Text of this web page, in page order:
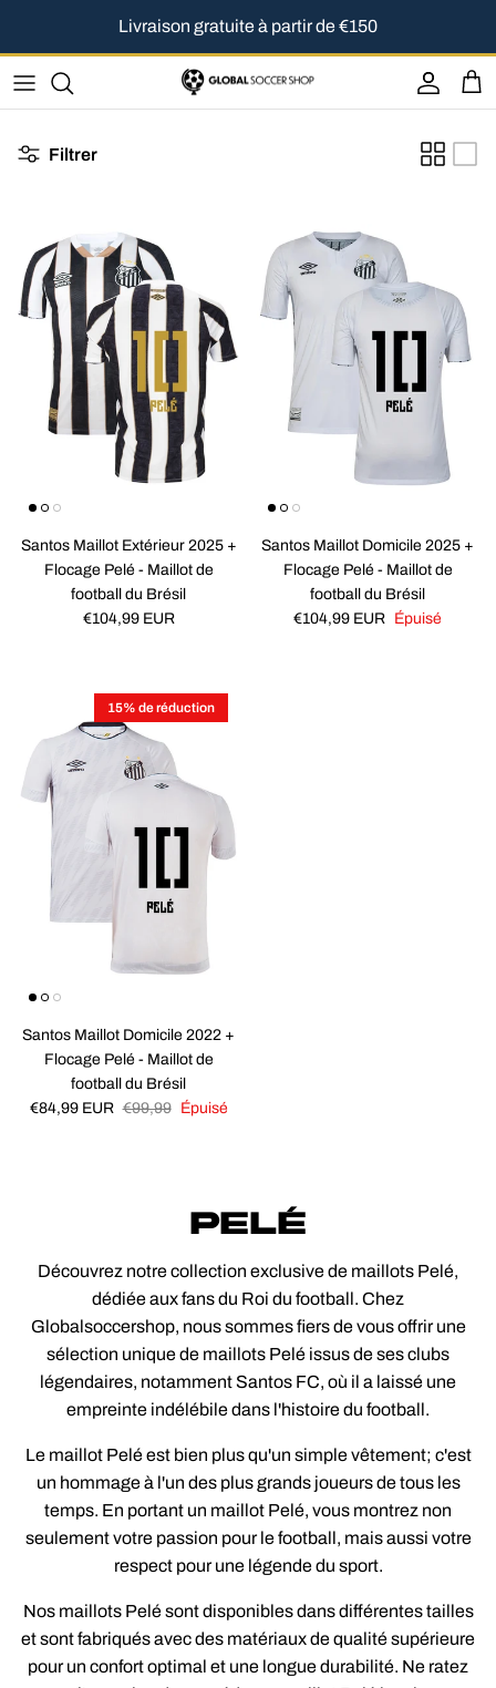
Livraison gratuite à partir de €150
Compte
Filtrer
Santos Maillot Extérieur 2025 +
Flocage Pelé - Maillot de
football du Brésil
Prix habituel
€104,99 EUR
Santos Maillot Domicile 2025 +
Flocage Pelé - Maillot de
football du Brésil
Prix habituel
€104,99 EUR Épuisé
15% de réduction
Santos Maillot Domicile 2022 +
Flocage Pelé - Maillot de
football du Brésil
Prix soldé
€84,99 EUR Prix habituel
€99,99 Épuisé
PELÉ
Découvrez notre collection exclusive de maillots Pelé,
dédiée aux fans du Roi du football. Chez
Globalsoccershop, nous sommes fiers de vous offrir une
sélection unique de maillots Pelé issus de ses clubs
légendaires, notamment Santos FC, où il a laissé une
empreinte indélébile dans l'histoire du football.
Le maillot Pelé est bien plus qu'un simple vêtement; c'est
un hommage à l'un des plus grands joueurs de tous les
temps. En portant un maillot Pelé, vous montrez non
seulement votre passion pour le football, mais aussi votre
respect pour une légende du sport.
Nos maillots Pelé sont disponibles dans différentes tailles
et sont fabriqués avec des matériaux de qualité supérieure
pour un confort optimal et une longue durabilité. Ne ratez